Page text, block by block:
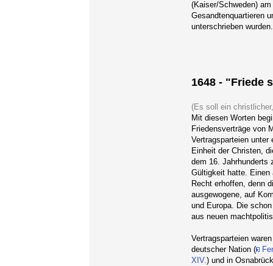
(Kaiser/Schweden)
Gesandtenquartieren
unterschrieben wurden.
1648 - "Friede
(Es soll ein
Mit diesen Worten
Friedensverträge von
Vertragsparteien
Einheit der Christen,
dem 16. Jahrhunderts
Gültigkeit hatte. Einen
Recht erhoffen, denn
ausgewogene, auf
und Europa. Die
aus neuen
Vertragsparteien
deutscher Nation (
XIV.) und in